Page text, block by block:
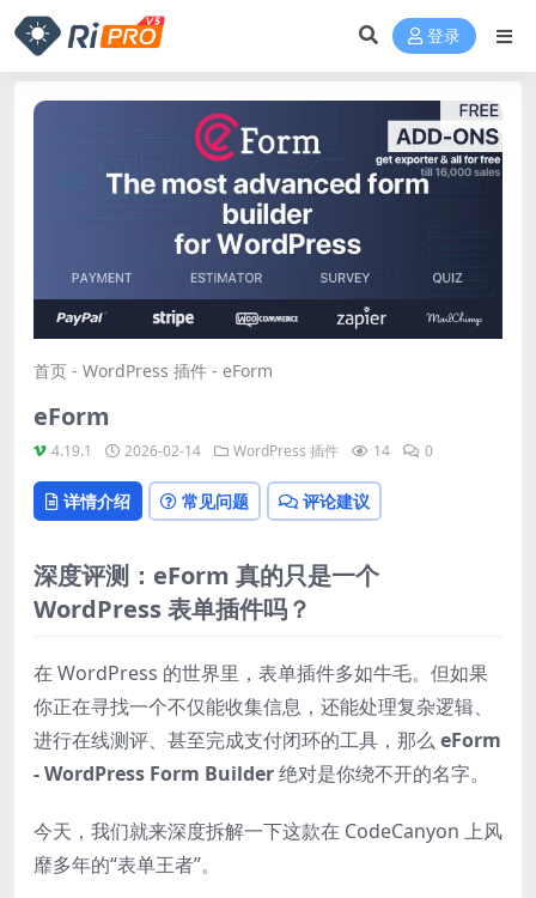
登录
首页 - WordPress 插件 - eForm
eForm
4.19.1 2026-02-14 WordPress 插件 14 0
详情介绍 常见问题 评论建议
深度评测：eForm 真的只是一个
WordPress 表单插件吗？
在 WordPress 的世界里，表单插件多如牛毛。但如果
你正在寻找一个不仅能收集信息，还能处理复杂逻辑、
进行在线测评、甚至完成支付闭环的工具，那么 eForm
- WordPress Form Builder绝对是你绕不开的名字。
今天，我们就来深度拆解一下这款在 CodeCanyon 上风
靡多年的“表单王者”。